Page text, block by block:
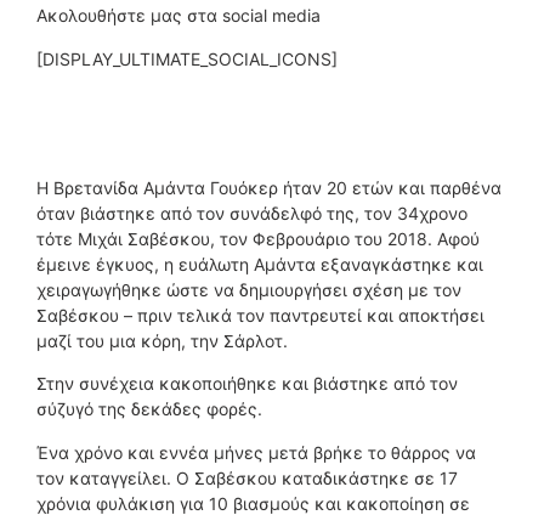
Ακολουθήστε μας στα social media
[DISPLAY_ULTIMATE_SOCIAL_ICONS]
Η Βρετανίδα Αμάντα Γουόκερ ήταν 20 ετών και παρθένα
όταν βιάστηκε από τον συνάδελφό της, τον 34χρονο
τότε Μιχάι Σαβέσκου, τον Φεβρουάριο του 2018. Αφού
έμεινε έγκυος, η ευάλωτη Αμάντα εξαναγκάστηκε και
χειραγωγήθηκε ώστε να δημιουργήσει σχέση με τον
Σαβέσκου – πριν τελικά τον παντρευτεί και αποκτήσει
μαζί του μια κόρη, την Σάρλοτ.
Στην συνέχεια κακοποιήθηκε και βιάστηκε από τον
σύζυγό της δεκάδες φορές.
Ένα χρόνο και εννέα μήνες μετά βρήκε το θάρρος να
τον καταγγείλει. Ο Σαβέσκου καταδικάστηκε σε 17
χρόνια φυλάκιση για 10 βιασμούς και κακοποίηση σε